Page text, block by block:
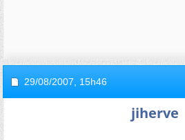
29/08/2007, 15h46
jiherve